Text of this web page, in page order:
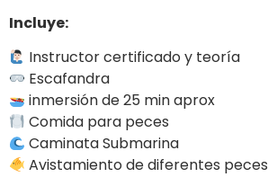
Incluye:
Instructor certificado y teoría
Escafandra
inmersión de 25 min aprox
Comida para peces
Caminata Submarina
Avistamiento de diferentes peces